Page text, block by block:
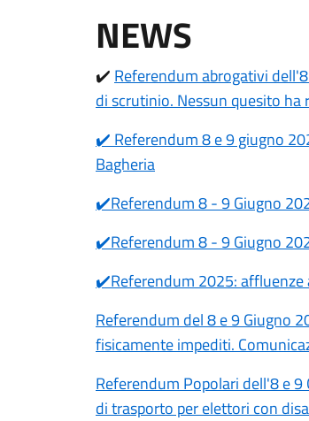
NEWS
✔️ Referendum abrogativi
di scrutinio. Nessun quesito
✔️ Referendum 8 e 9 giugno
Bagheria
✔️Referendum 8 - 9 Giugno
✔️Referendum 8 - 9 Giugno
✔️Referendum 2025: affluenze
Referendum del 8 e 9 Giugno
fisicamente impediti.
Referendum Popolari dell'8 e
di trasporto per elettori con